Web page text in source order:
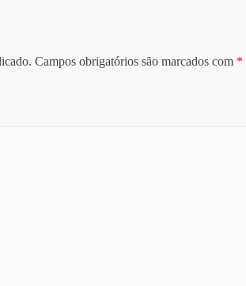
Campos obrigatórios são marcados com *